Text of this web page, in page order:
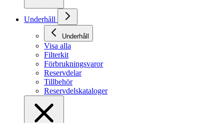
Underhåll
Underhåll
Visa alla
Filterkit
Förbrukningsvaror
Reservdelar
Tillbehör
Reservdelskataloger